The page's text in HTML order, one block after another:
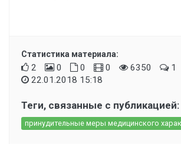
Статистика материала:
2 0 0 0 6350
1
22.01.2018 15:18
Теги, связанные с публикацией:
принудительные меры медицинского